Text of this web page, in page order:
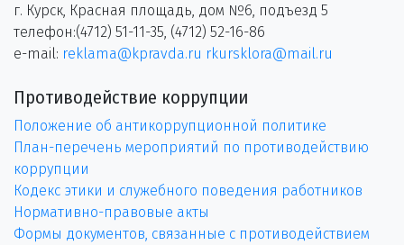
г. Курск, Красная площадь, дом №6, подъезд 5
телефон:(4712) 51-11-35, (4712) 52-16-86
e-mail: reklama@kpravda.ru rkursklora@mail.ru
Противодействие коррупции
Положение об антикоррупционной политике
План-перечень мероприятий по противодействию
коррупции
Кодекс этики и служебного поведения работников
Нормативно-правовые акты
Формы документов, связанные с противодействием